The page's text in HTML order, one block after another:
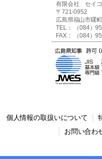
有限会社 セイ
〒721-0952
広島県福山市曙
TEL： （084）
FAX： （084）
個人情報の取扱いについて
お問い合わ